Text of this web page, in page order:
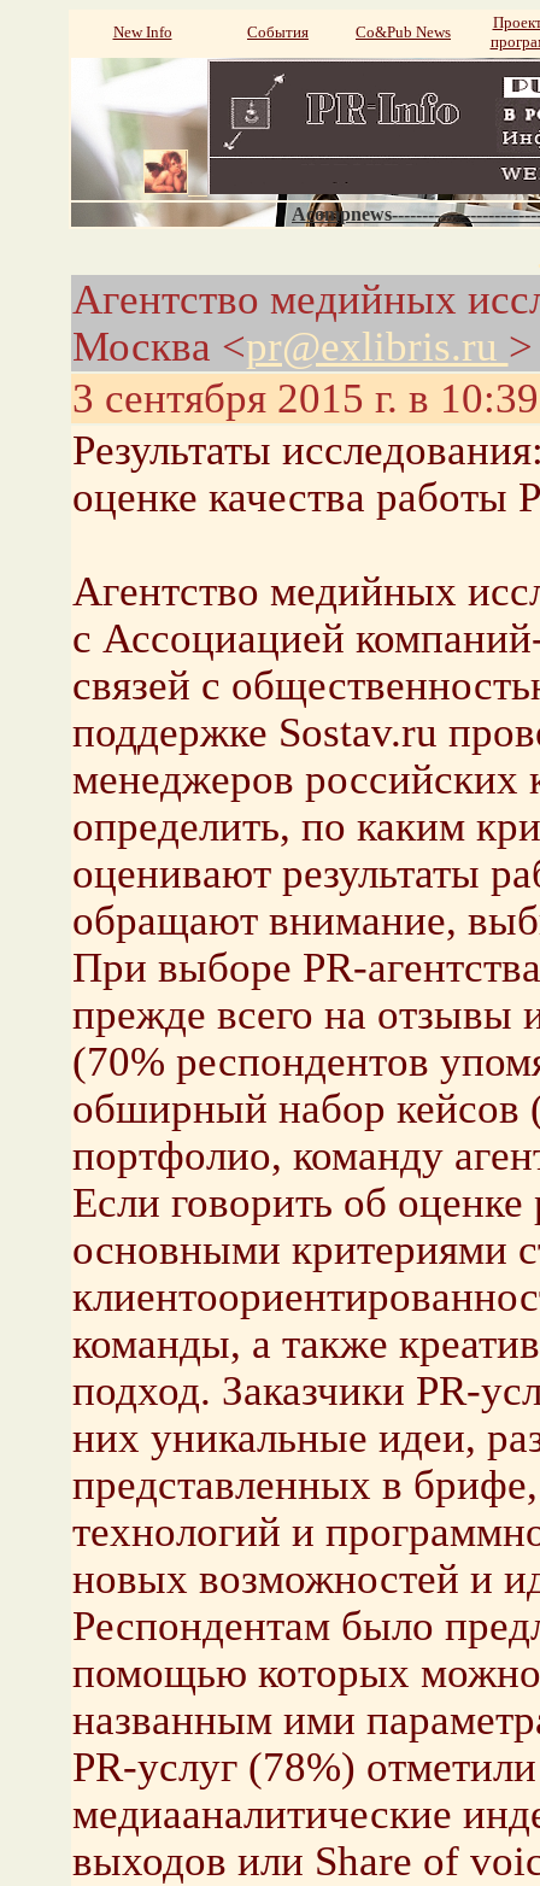
New Info События Со&Pub News
Агентство медийных
Москва <pr@exlibris.ru >
3 сентября 2015 г. в 10:39
Результаты
оценке качества работы
Агентство медийных
с Ассоциацией
связей с
поддержке Sostav.ru
менеджеров российских
определить, по каким
оценивают результаты
обращают внимание,
При выборе PR-
прежде всего на отзывы
(70% респондентов
обширный набор кейсов
портфолио, команду
Если говорить об
основными критериями
команды, а также
подход. Заказчики PR-
них уникальные идеи,
представленных в
технологий и
новых возможностей и
Респондентам было
помощью которых можно
названным ими
PR-услуг (78%)
медиааналитические
выходов или Share of